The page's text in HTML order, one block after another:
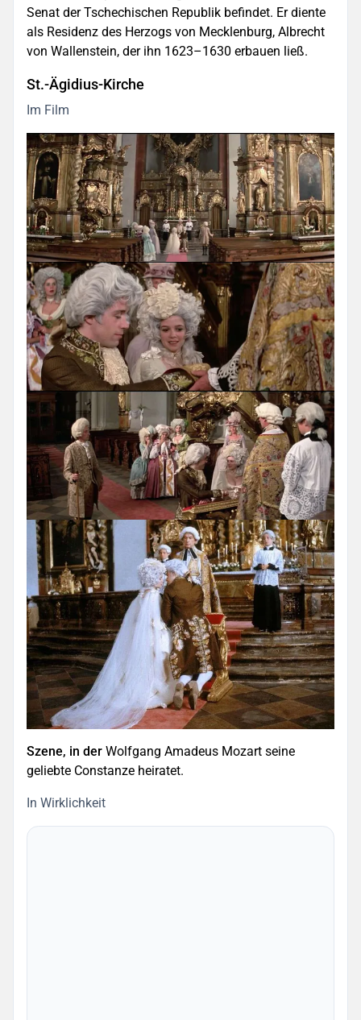
Senat der Tschechischen Republik befindet. Er diente
als Residenz des Herzogs von Mecklenburg, Albrecht
von Wallenstein, der ihn 1623–1630 erbauen ließ.
St.-Ägidius-Kirche
Im Film
Szene, in der Wolfgang Amadeus Mozart seine
geliebte Constanze heiratet.
In Wirklichkeit